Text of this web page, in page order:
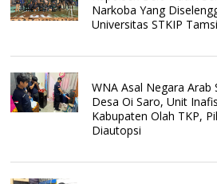
Narkoba Yang
Universitas STKIP
WNA Asal Negara Arab
Desa Oi Saro, Unit
Kabupaten Olah TKP,
Diautopsi